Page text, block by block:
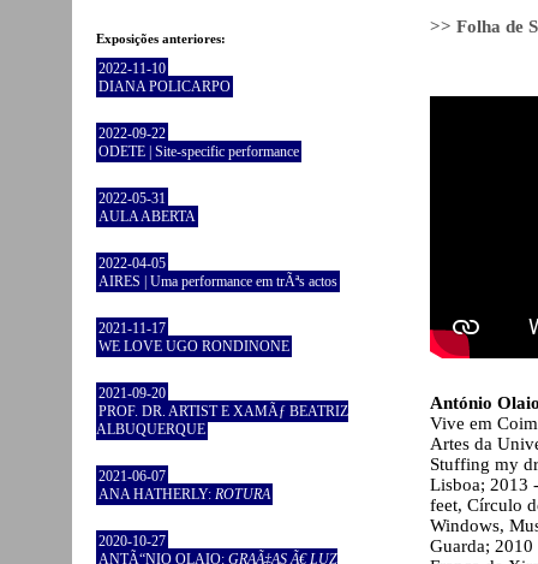
Exposições anteriores:
2022-11-10
DIANA POLICARPO
2022-09-22
ODETE | Site-specific performance
2022-05-31
AULA ABERTA
2022-04-05
AIRES | Uma performance em trÃªs actos
2021-11-17
WE LOVE UGO RONDINONE
2021-09-20
PROF. DR. ARTIST E XAMÃƒ BEATRIZ
ALBUQUERQUE
2021-06-07
ANA HATHERLY: ROTURA
2020-10-27
ANTÃ“NIO OLAIO: GRAÃ‡AS Ã€ LUZ
>> Folha de
António
Vive em
Artes da
Stuffing my
Lisboa; 2013
feet, Círculo
Windows,
Guarda;